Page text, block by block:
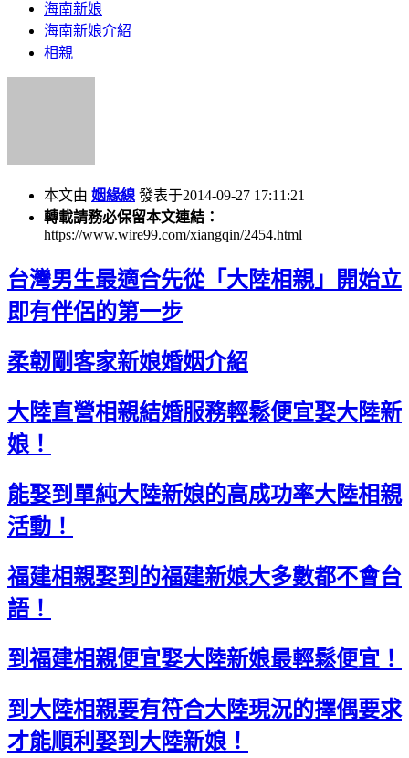
海南新娘
海南新娘介紹
相親
本文由 姻緣線 發表于2014-09-27 17:11:21
轉載請務必保留本文連結：
https://www.wire99.com/xiangqin/2454.html
台灣男生最適合先從「大陸相親」開始立
即有伴侶的第一步
柔韌剛客家新娘婚姻介紹
大陸直營相親結婚服務輕鬆便宜娶大陸新
娘！
能娶到單純大陸新娘的高成功率大陸相親
活動！
福建相親娶到的福建新娘大多數都不會台
語！
到福建相親便宜娶大陸新娘最輕鬆便宜！
到大陸相親要有符合大陸現況的擇偶要求
才能順利娶到大陸新娘！